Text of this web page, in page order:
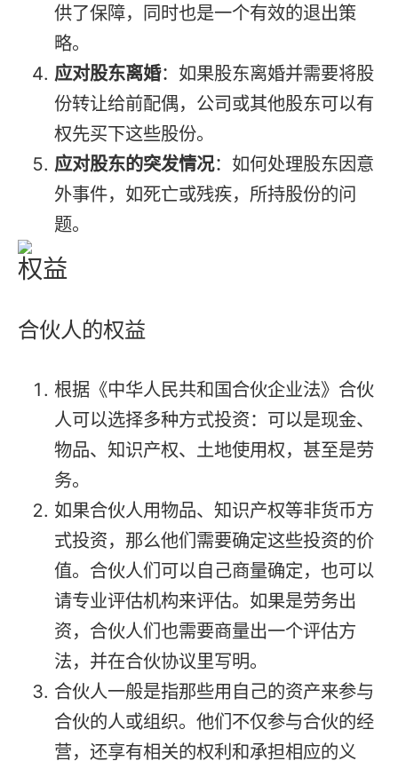
供了保障，同时也是一个有效的退出策
略。
应对股东离婚：如果股东离婚并需要将股
份转让给前配偶，公司或其他股东可以有
权先买下这些股份。
应对股东的突发情况：如何处理股东因意
外事件，如死亡或残疾，所持股份的问
题。
权益
合伙人的权益
根据《中华人民共和国合伙企业法》合伙
人可以选择多种方式投资：可以是现金、
物品、知识产权、土地使用权，甚至是劳
务。
如果合伙人用物品、知识产权等非货币方
式投资，那么他们需要确定这些投资的价
值。合伙人们可以自己商量确定，也可以
请专业评估机构来评估。如果是劳务出
资，合伙人们也需要商量出一个评估方
法，并在合伙协议里写明。
合伙人一般是指那些用自己的资产来参与
合伙的人或组织。他们不仅参与合伙的经
营，还享有相关的权利和承担相应的义